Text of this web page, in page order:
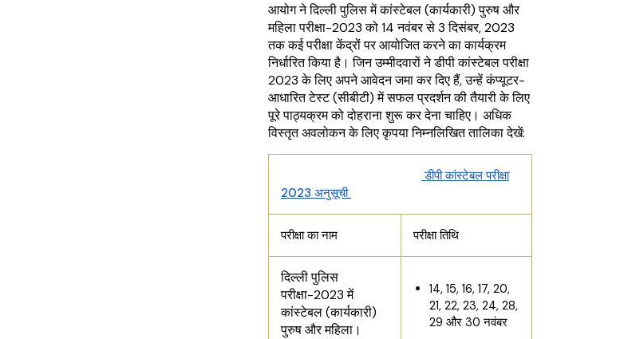
आयोग ने दिल्ली पुलिस में कांस्टेबल (कार्यकारी) पुरुष और
महिला परीक्षा-2023 को 14 नवंबर से 3 दिसंबर, 2023
तक कई परीक्षा केंद्रों पर आयोजित करने का कार्यक्रम
निर्धारित किया है। जिन उम्मीदवारों ने डीपी कांस्टेबल परीक्षा
2023 के लिए अपने आवेदन जमा कर दिए हैं, उन्हें कंप्यूटर-
आधारित टेस्ट (सीबीटी) में सफल प्रदर्शन की तैयारी के लिए
पूरे पाठ्यक्रम को दोहराना शुरू कर देना चाहिए। अधिक
विस्तृत अवलोकन के लिए कृपया निम्नलिखित तालिका देखें:
डीपी कांस्टेबल परीक्षा
2023 अनुसूची
परीक्षा का नाम परीक्षा तिथि
दिल्ली पुलिस
परीक्षा-2023 में
कांस्टेबल (कार्यकारी)
पुरुष और महिला।
14, 15, 16, 17, 20,
21, 22, 23, 24, 28,
29 और 30 नवंबर